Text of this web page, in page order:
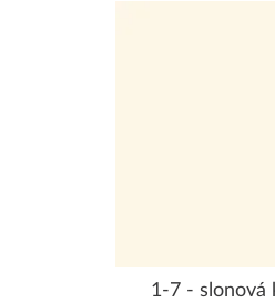
1-7 - slonová